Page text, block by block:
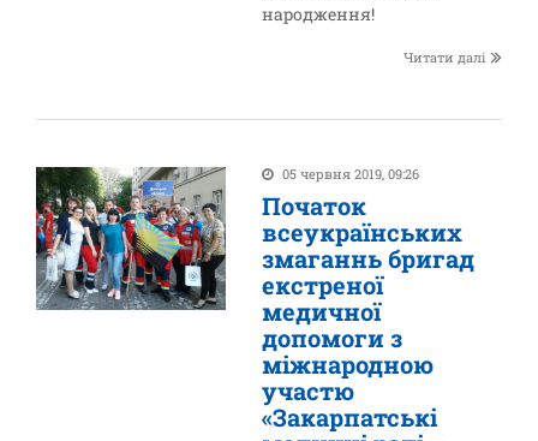
народження!
Читати далі
05 червня 2019, 09:26
Початок
всеукраїнських
змаганнь бригад
екстреної
медичної
допомоги з
міжнародною
участю
«Закарпатські